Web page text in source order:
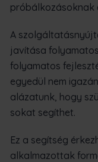
próbálkozásoknak
A
javítása
folyamatos
egyedül nem
alázatunk, hogy
sokat segíthet.
Ez a segítség
alkalmazottak